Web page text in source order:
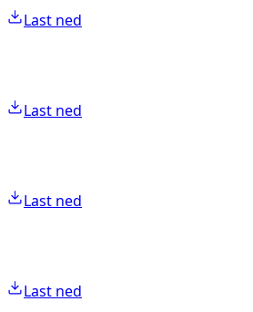
Last ned
Last ned
Last ned
Last ned